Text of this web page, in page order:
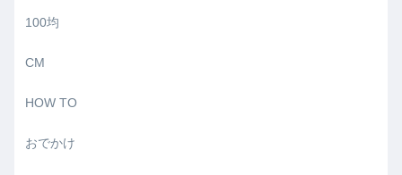
100均
CM
HOW TO
おでかけ